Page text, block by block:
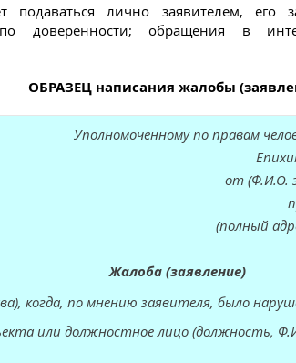
подаваться лично заявителем, его
по доверенности; обращения в
ОБРАЗЕЦ написания жалобы
Уполномоченному по правам
от (Ф.И.О.
(полный
Жалоба (заявление)
когда, по мнению заявителя, было
или должностное лицо (должность,